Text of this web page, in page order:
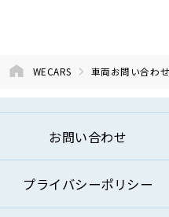
④商品およびサー
⑤お問い合わせへ
⑦本基本方針記載
て提供するため
⑧その他自動車関
関連するサービス
WECARS 車両お問い合わせ
お問い合わせ
プライバシーポリシー